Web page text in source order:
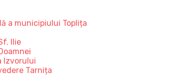
a municipiului Toplița
Ilie
Izvorului
Tarnița